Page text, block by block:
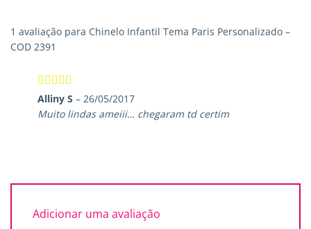
1 avaliação para Chinelo Infantil Tema Paris Personalizado –
COD 2391
Avaliação5
de 5
Alliny S– 26/05/2017
Muito lindas ameiii… chegaram td certim
Adicionar uma avaliação